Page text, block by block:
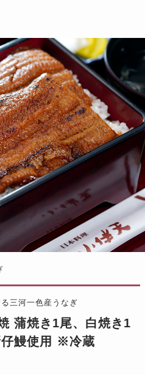
三河一色産うなぎ
蒲焼き1尾、白焼き1
仔鰻使用 ※冷蔵